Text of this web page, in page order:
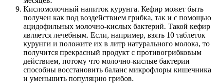
Кисломолочный напиток курунга. Кефир может быть
получен как под воздействием грибка, так и с помощью
ацидофильных молочно-кислых бактерий. Такой кефир
является лечебным. Если, например, взять 10 таблеток
курунги и положите их в литр натурального молока, то
получится прекрасный продукт с противогрибковым
действием, потому что молочно-кислые бактерии
способны восстановить баланс микрофлоры кишечника
и уменьшить популяцию грибов.